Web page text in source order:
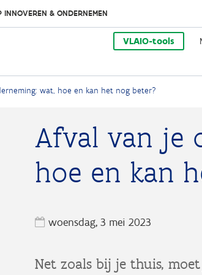
INNOVEREN & ONDERNEMEN
VLAIO-tools
wat, hoe en kan het nog beter?
Afval van je
hoe en kan
woensdag, 3 mei 2023
Net zoals bij je thuis,